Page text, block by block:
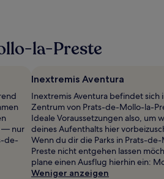
la-Preste
— nur
de-
Inextremis Aventura
Inextremis Aventura befindet sich
Zentrum von Prats-de-Mollo-la-
Ideale Voraussetzungen also, um
deines Aufenthalts hier
Wenn du dir die Parks in Prats-
Preste nicht entgehen lassen
plane einen Ausflug hierhin ein:
Weniger anzeigen